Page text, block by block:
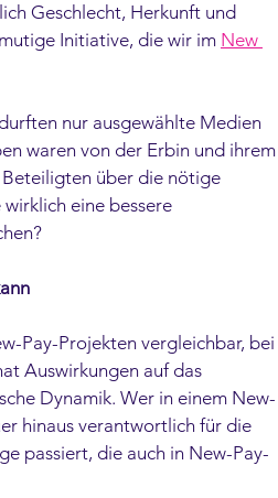
Geschlecht, Herkunft und
Initiative, die wir im New
nur ausgewählte Medien
waren von der Erbin und
über die nötige
eine bessere
Pay-Projekten vergleichbar, bei
Auswirkungen auf das
Dynamik. Wer in einem New-
hinaus verantwortlich für die
passiert, die auch in New-Pay-